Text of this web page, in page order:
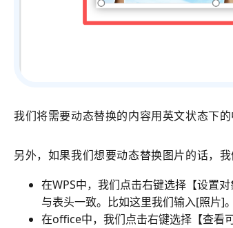
我们将需要动态替换的内容用英文状态下
另外，如果我们想要动态替换图片的话，
在WPS中，我们点击右键选择【设置
与表头一致。比如这里我们输入[照片]。
在office中，我们点击右键选择【查看